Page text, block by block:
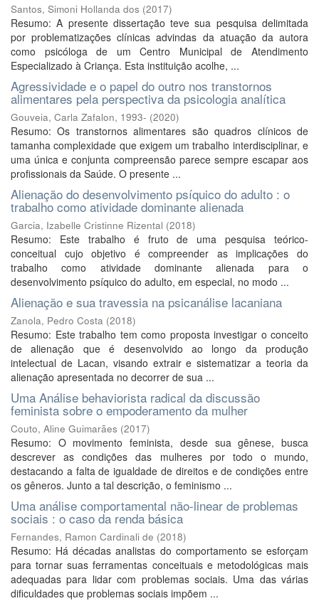
Santos, Simoni Hollanda dos (2017)
Resumo: A presente dissertação teve sua pesquisa delimitada
por problematizações clínicas advindas da atuação da autora
como psicóloga de um Centro Municipal de Atendimento
Especializado à Criança. Esta instituição acolhe, ...
Agressividade e o papel do outro nos transtornos
alimentares pela perspectiva da psicologia analítica
Gouveia, Carla Zafalon, 1993- (2020)
Resumo: Os transtornos alimentares são quadros clínicos de
tamanha complexidade que exigem um trabalho interdisciplinar, e
uma única e conjunta compreensão parece sempre escapar aos
profissionais da Saúde. O presente ...
Alienação do desenvolvimento psíquico do adulto : o
trabalho como atividade dominante alienada
Garcia, Izabelle Cristinne Rizental (2018)
Resumo: Este trabalho é fruto de uma pesquisa teórico-
conceitual cujo objetivo é compreender as implicações do
trabalho como atividade dominante alienada para o
desenvolvimento psíquico do adulto, em especial, no modo ...
Alienação e sua travessia na psicanálise lacaniana
Zanola, Pedro Costa (2018)
Resumo: Este trabalho tem como proposta investigar o conceito
de alienação que é desenvolvido ao longo da produção
intelectual de Lacan, visando extrair e sistematizar a teoria da
alienação apresentada no decorrer de sua ...
Uma Análise behaviorista radical da discussão
feminista sobre o empoderamento da mulher
Couto, Aline Guimarães (2017)
Resumo: O movimento feminista, desde sua gênese, busca
descrever as condições das mulheres por todo o mundo,
destacando a falta de igualdade de direitos e de condições entre
os gêneros. Junto a tal descrição, o feminismo ...
Uma análise comportamental não-linear de problemas
sociais : o caso da renda básica
Fernandes, Ramon Cardinali de (2018)
Resumo: Há décadas analistas do comportamento se esforçam
para tornar suas ferramentas conceituais e metodológicas mais
adequadas para lidar com problemas sociais. Uma das várias
dificuldades que problemas sociais impõem ...